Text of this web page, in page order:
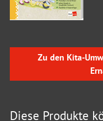
Zu den Kita-
Diese Produkte